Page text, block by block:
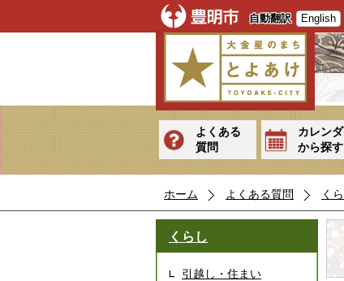
自動翻訳 English
よくある
質問
カレン
から探す
ホーム よくある質問 く
くらし
引越し・住まい